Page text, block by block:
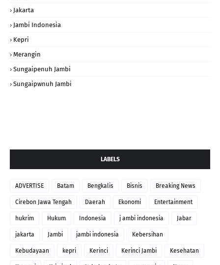
Jakarta
Jambi Indonesia
Kepri
Merangin
Sungaipenuh Jambi
Sungaipwnuh Jambi
LABELS
ADVERTISE Batam Bengkalis Bisnis Breaking News
Cirebon Jawa Tengah Daerah Ekonomi Entertainment
hukrim Hukum Indonesia j ambi indonesia Jabar
jakarta Jambi jambi indonesia Kebersihan
Kebudayaan kepri Kerinci Kerinci Jambi Kesehatan